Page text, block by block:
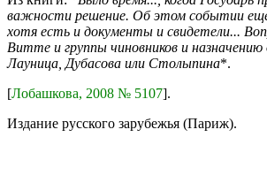
важности решение. Об этом событии еще
хотя есть и документы и свидетели...
Витте и группы чиновников и
Лауница, Дубасова или Столыпина*.
[Лобашкова, 2008 № 5107].
Издание русского зарубежья (Париж).